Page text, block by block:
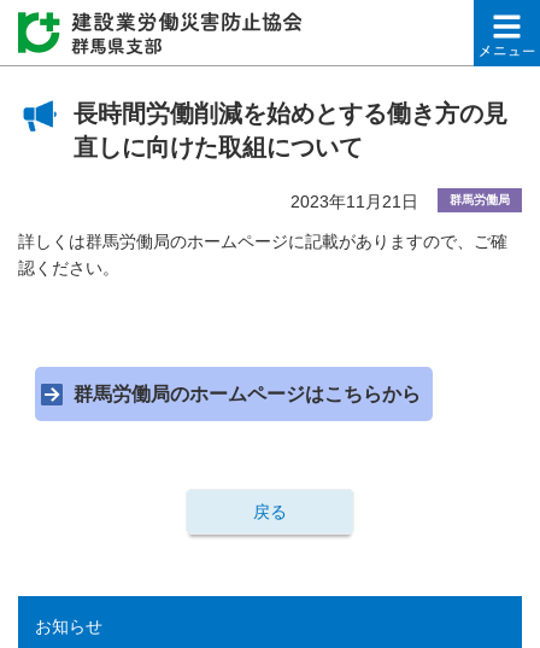
建設業労働災害防止協
長時間労働削減を始めとする働き方の見
直しに向けた取組について
2023年11月21日 群馬労働局
詳しくは群馬労働局のホームページに記載がありますので、ご確
認ください。
群馬労働局のホームページはこちらから
戻る
お知らせ